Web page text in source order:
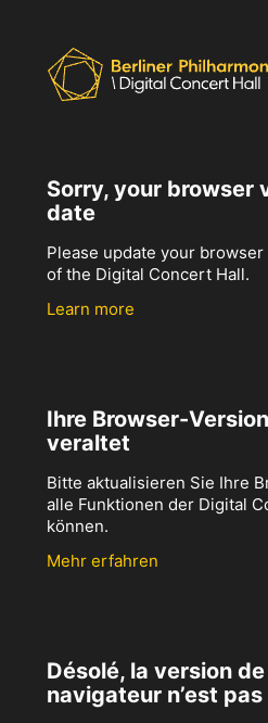
Sorry, your browser
date
Please update your
of the Digital Concert Hall.
Learn more
Ihre Browser-
veraltet
Bitte aktualisieren Sie Ihre
alle Funktionen der Digital
können.
Mehr erfahren
Désolé, la version
navigateur n’est